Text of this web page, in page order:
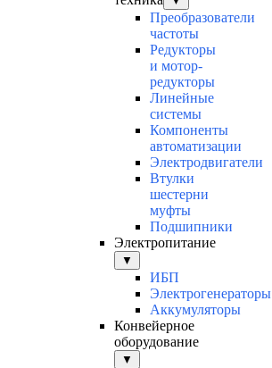
Преобразователи
частоты
Редукторы
и мотор-
редукторы
Линейные
системы
Компоненты
автоматизации
Электродвигатели
Втулки
шестерни
муфты
Подшипники
Электропитание
▼
ИБП
Электрогенераторы
Аккумуляторы
Конвейерное
оборудование
▼